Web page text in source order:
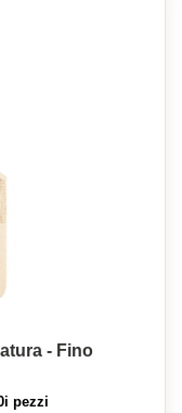
- Fino
pezzi